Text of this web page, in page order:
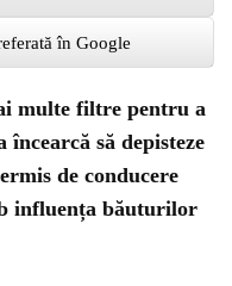
în Google
multe filtre pentru a
să depisteze
de conducere
influența băuturilor